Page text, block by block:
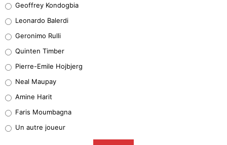
38%
32%
5%
1%
9%
Geoffrey Kondogbia
Leonardo Balerdi
Geronimo Rulli
Quinten Timber
Pierre-Emile Hojbjerg
Neal Maupay
Amine Harit
Faris Moumbagna
Un autre joueur